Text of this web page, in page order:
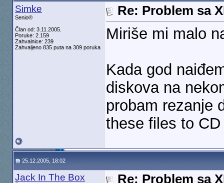
Simke
Senio®
Član od: 3.11.2005.
Poruke: 2.159
Zahvalnice: 239
Zahvaljeno 835 puta na 309 poruka
Re: Problem sa
Miriše mi malo
Kada god
diskova na
probam rezanje
these files to CD
25.12.2005, 18:02
Jack In The Box
Re: Problem sa